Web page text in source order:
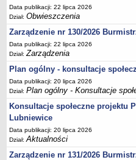
Gminna ewidencja MOWDK
Konsultacje społeczne
Rejestr informacji o środowisku
GOSPODARKA ODPADAMI
Informacje bieżące
Uchwały związane z
Azbest
Tekstylia
ROLNICTWO, LEŚNICTWO, ŁOWIECTWO
Rolnictwo
Data publikacji: 22 lipca 2026
Dział:Obwieszczenia
Zarządzenie nr 130/2026
Data publikacji: 22 lipca 2026
Dział:Zarządzenia
Plan ogólny - konsultacje
Data publikacji: 20 lipca 2026
Dział:Plan ogólny - Konsultacje
Konsultacje społeczne projektu
Lubniewice
Data publikacji: 20 lipca 2026
Dział:Aktualności
Zarządzenie nr 131/2026